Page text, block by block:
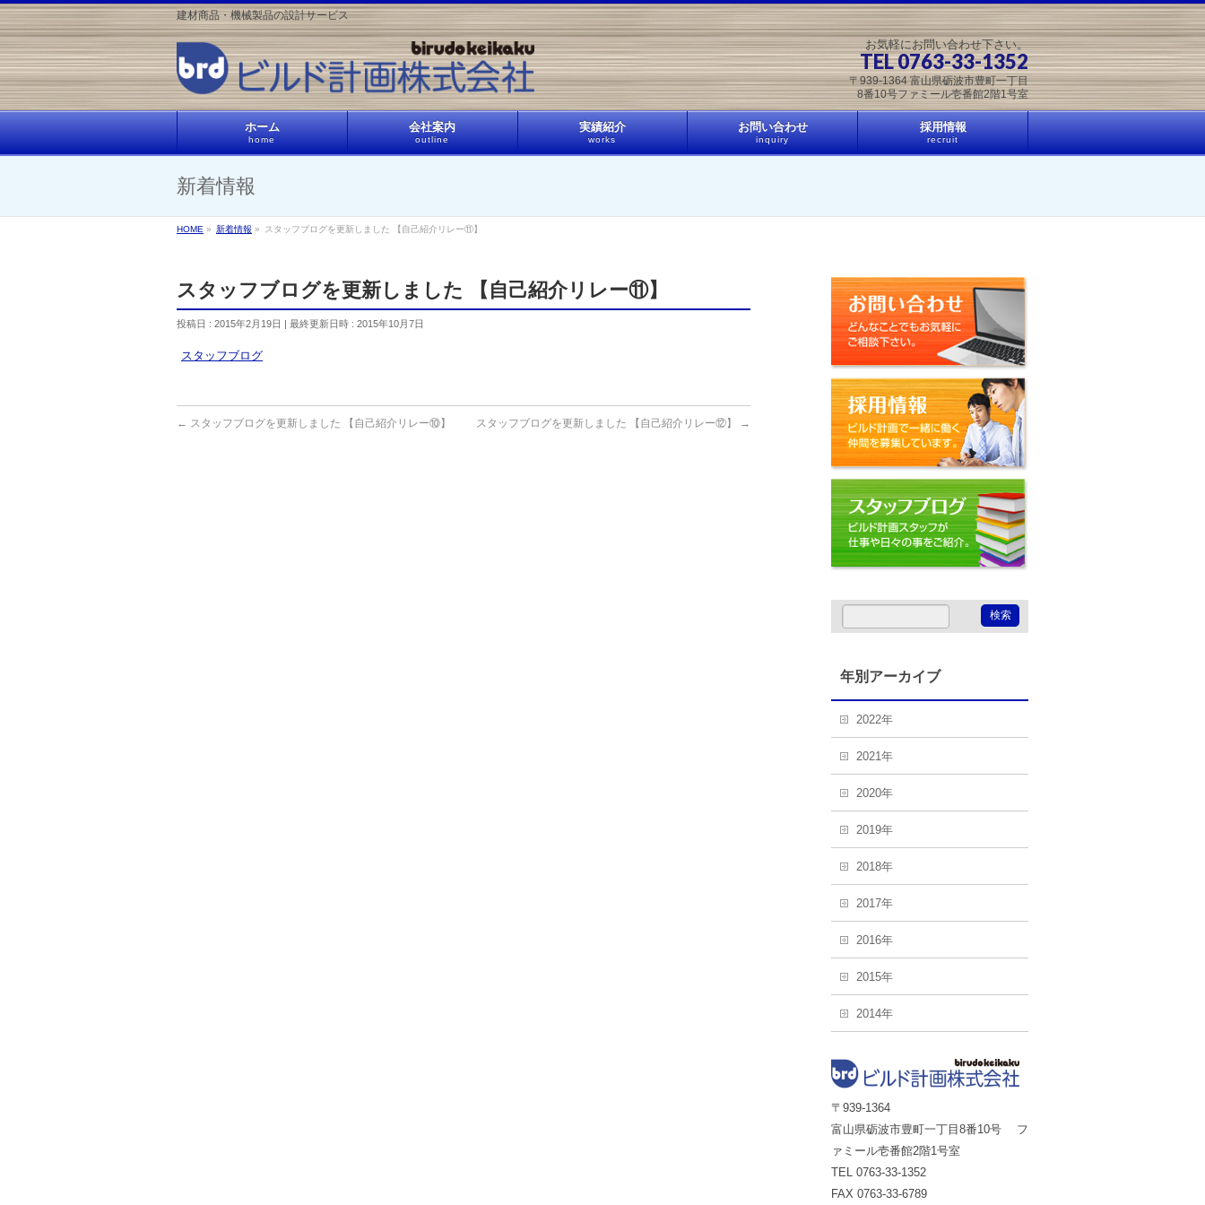
建材商品・機械製品の設計サービス
お気軽にお問い合わせ下さい。
TEL 0763-33-1352
〒939-1364 富山県砺波市豊町一丁目
8番10号ファミール壱番館2階1号室
ホーム
home
会社案内
outline
実績紹介
works
お問い合わせ
inquiry
採用情報
recruit
新着情報
HOME » 新着情報 » スタッフブログを更新しました 【自己紹介リレー⑪】
スタッフブログを更新しました 【自己紹介リレー⑪】
投稿日 : 2015年2月19日 最終更新日時 : 2015年10月7日
スタッフブログ
← スタッフブログを更新しました 【自己紹介リレー⑩】 スタッフブログを更新しました 【自己紹介リレー⑫】 →
年別アーカイブ
2022年
2021年
2020年
2019年
2018年
2017年
2016年
2015年
2014年
〒939-1364
富山県砺波市豊町一丁目8番10号 フ
ァミール壱番館2階1号室
TEL 0763-33-1352
FAX 0763-33-6789